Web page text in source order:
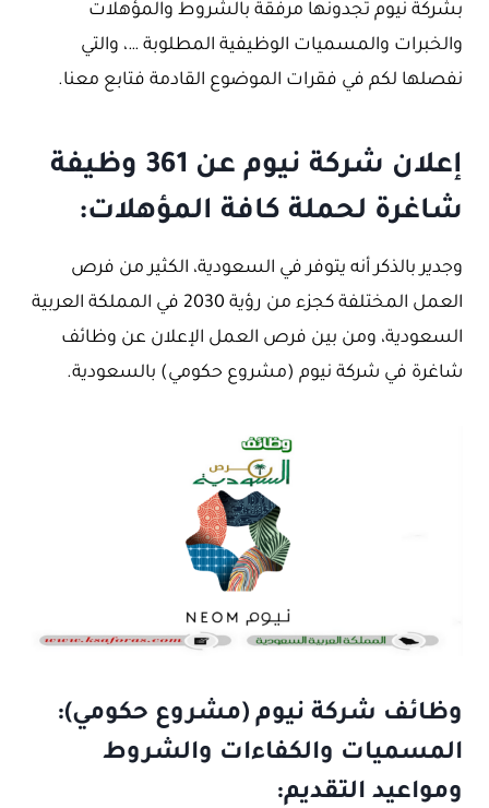
بشركة نيوم تجدونها مرفقة بالشروط والمؤهلات
والخبرات والمسميات الوظيفية المطلوبة …، والتي
نفصلها لكم في فقرات الموضوع القادمة فتابع معنا.
إعلان شركة نيوم عن 361 وظيفة
شاغرة لحملة كافة المؤهلات:
وجدير بالذكر أنه يتوفر في السعودية، الكثير من فرص
العمل المختلفة كجزء من رؤية 2030 في المملكة العربية
السعودية، ومن بين فرص العمل الإعلان عن وظائف
شاغرة في شركة نيوم (مشروع حكومي) بالسعودية.
وظائف شركة نيوم (مشروع حكومي):
المسميات والكفاءات والشروط
ومواعيد التقديم: